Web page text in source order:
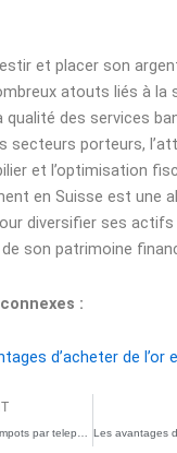
et placer son
atouts liés à la
qualité des services
secteurs porteurs,
et l’optimisation
en Suisse est une
diversifier ses actifs
son patrimoine
:
d’acheter de l’or
Contacter les impots par telephone, mail ou en agence : quelles demarches suivre ?